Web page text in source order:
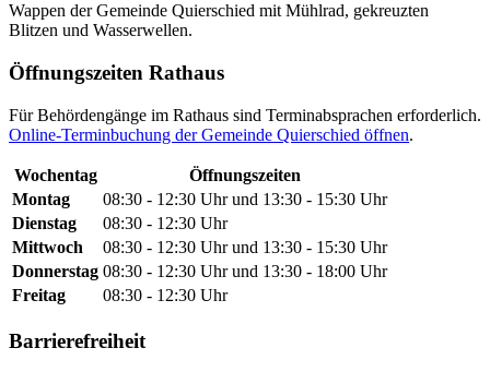
Wappen der Gemeinde Quierschied mit Mühlrad, gekreuzten
Blitzen und Wasserwellen.
Öffnungszeiten Rathaus
Für Behördengänge im Rathaus sind Terminabsprachen erforderlich.
Online-Terminbuchung der Gemeinde Quierschied öffnen.
Wochentag
Öffnungszeiten
Montag
08:30 - 12:30 Uhr und 13:30 - 15:30 Uhr
Dienstag
08:30 - 12:30 Uhr
Mittwoch
08:30 - 12:30 Uhr und 13:30 - 15:30 Uhr
Donnerstag 08:30 - 12:30 Uhr und 13:30 - 18:00 Uhr
Freitag
08:30 - 12:30 Uhr
Barrierefreiheit